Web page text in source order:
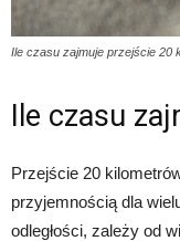
Ile czasu zajmuje przejście 20
Ile czasu
Przejście 20
przyjemnością dla
odległości, zależy od